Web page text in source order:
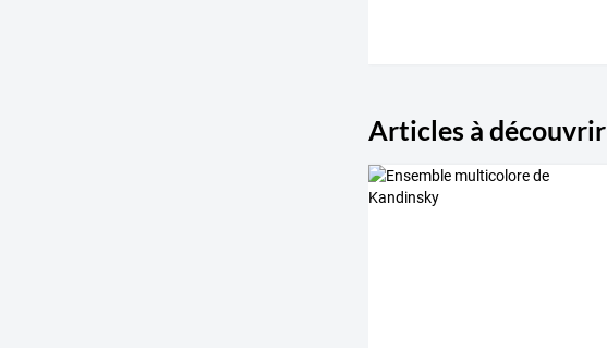
Articles à découvrir